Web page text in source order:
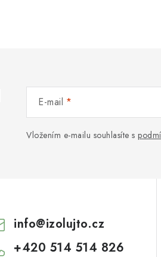
E-mail
Vložením e-mailu souhlasíte s
info@izolujto.cz
+420 514 514 826